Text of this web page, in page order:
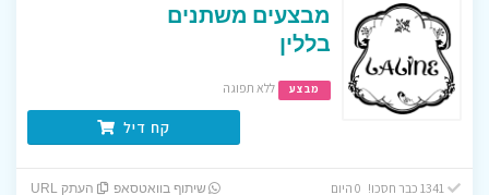
מבצעים משתנים
בללין
מבצע ללא תפוגה
קח דיל
1341 כבר חסכו! 0 היום שיתוף בוואטסאפ העתק URL